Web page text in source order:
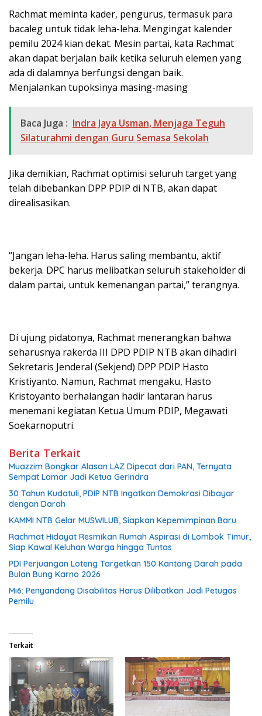
Rachmat meminta kader, pengurus, termasuk para
bacaleg untuk tidak leha-leha. Mengingat kalender
pemilu 2024 kian dekat. Mesin partai, kata Rachmat
akan dapat berjalan baik ketika seluruh elemen yang
ada di dalamnya berfungsi dengan baik.
Menjalankan tupoksinya masing-masing
Baca Juga : Indra Jaya Usman, Menjaga Teguh
Silaturahmi dengan Guru Semasa Sekolah
Jika demikian, Rachmat optimisi seluruh target yang
telah dibebankan DPP PDIP di NTB, akan dapat
direalisasikan.
“Jangan leha-leha. Harus saling membantu, aktif
bekerja. DPC harus melibatkan seluruh stakeholder di
dalam partai, untuk kemenangan partai,” terangnya.
Di ujung pidatonya, Rachmat menerangkan bahwa
seharusnya rakerda III DPD PDIP NTB akan dihadiri
Sekretaris Jenderal (Sekjend) DPP PDIP Hasto
Kristiyanto. Namun, Rachmat mengaku, Hasto
Kristoyanto berhalangan hadir lantaran harus
menemani kegiatan Ketua Umum PDIP, Megawati
Soekarnoputri.
Berita Terkait
Muazzim Bongkar Alasan LAZ Dipecat dari PAN, Ternyata
Sempat Lamar Jadi Ketua Gerindra
30 Tahun Kudatuli, PDIP NTB Ingatkan Demokrasi Dibayar
dengan Darah
KAMMI NTB Gelar MUSWILUB, Siapkan Kepemimpinan Baru
Rachmat Hidayat Resmikan Rumah Aspirasi di Lombok Timur,
Siap Kawal Keluhan Warga hingga Tuntas
PDI Perjuangan Loteng Targetkan 150 Kantong Darah pada
Bulan Bung Karno 2026
Mi6: Penyandang Disabilitas Harus Dilibatkan Jadi Petugas
Pemilu
Terkait